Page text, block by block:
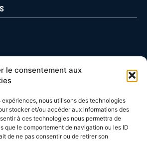
le consentement aux
expériences, nous utilisons des technologies
stocker et/ou accéder aux informations des
à ces technologies nous permettra de
que le comportement de navigation ou les ID
de ne pas consentir ou de retirer son